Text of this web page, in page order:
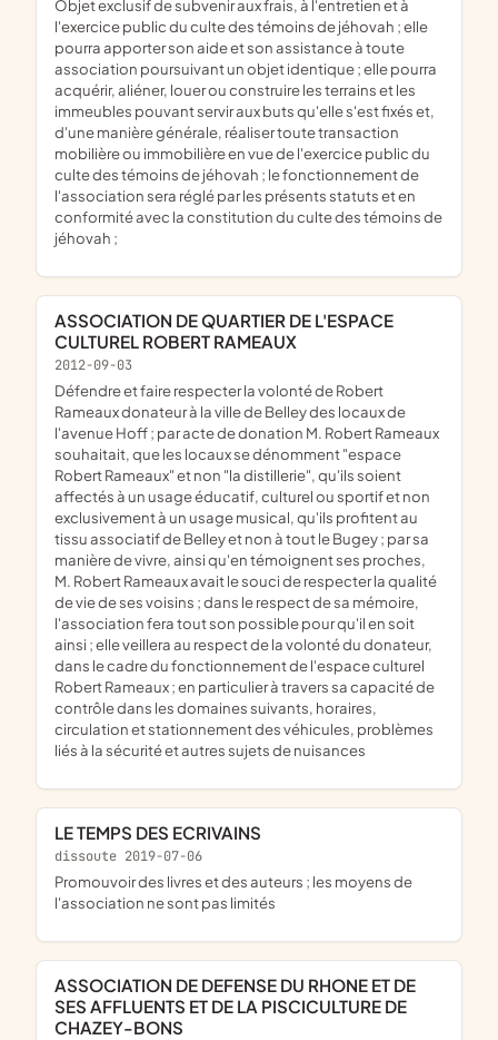
objet exclusif de subvenir aux frais, à l'entretien et à
l'exercice public du culte des témoins de jéhovah ; elle
pourra apporter son aide et son assistance à toute
association poursuivant un objet identique ; elle pourra
acquérir, aliéner, louer ou construire les terrains et les
immeubles pouvant servir aux buts qu'elle s'est fixés et,
d'une manière générale, réaliser toute transaction
mobilière ou immobilière en vue de l'exercice public du
culte des témoins de jéhovah ; le fonctionnement de
l'association sera réglé par les présents statuts et en
conformité avec la constitution du culte des témoins de
jéhovah ;
ASSOCIATION DE QUARTIER DE L'ESPACE
CULTUREL ROBERT RAMEAUX
2012-09-03
défendre et faire respecter la volonté de Robert
Rameaux donateur à la ville de Belley des locaux de
l'avenue Hoff ; par acte de donation M. Robert Rameaux
souhaitait, que les locaux se dénomment "espace
Robert Rameaux" et non "la distillerie", qu'ils soient
affectés à un usage éducatif, culturel ou sportif et non
exclusivement à un usage musical, qu'ils profitent au
tissu associatif de Belley et non à tout le Bugey ; par sa
manière de vivre, ainsi qu'en témoignent ses proches,
M. Robert Rameaux avait le souci de respecter la qualité
de vie de ses voisins ; dans le respect de sa mémoire,
l'association fera tout son possible pour qu'il en soit
ainsi ; elle veillera au respect de la volonté du donateur,
dans le cadre du fonctionnement de l'espace culturel
Robert Rameaux ; en particulier à travers sa capacité de
contrôle dans les domaines suivants, horaires,
circulation et stationnement des véhicules, problèmes
liés à la sécurité et autres sujets de nuisances
LE TEMPS DES ECRIVAINS
dissoute 2019-07-06
promouvoir des livres et des auteurs ; les moyens de
l'association ne sont pas limités
ASSOCIATION DE DEFENSE DU RHONE ET DE
SES AFFLUENTS ET DE LA PISCICULTURE DE
CHAZEY-BONS